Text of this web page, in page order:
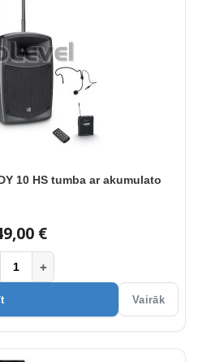
10 HS tumba ar akumulato
€
+
Vairāk